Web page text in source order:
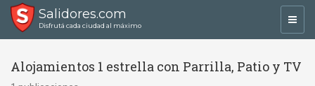
Salidores.com
Disfrutá cada ciudad al máximo
Alojamientos 1 estrella con Parrilla, Patio y TV